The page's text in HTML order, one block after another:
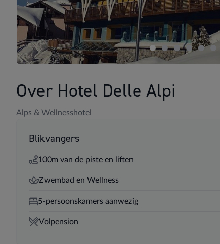
Over Hotel Delle Alpi
Alps & Wellnesshotel
Blikvangers
100m van de piste en liften
Zwembad en Wellness
5-persoonskamers aanwezig
Volpension